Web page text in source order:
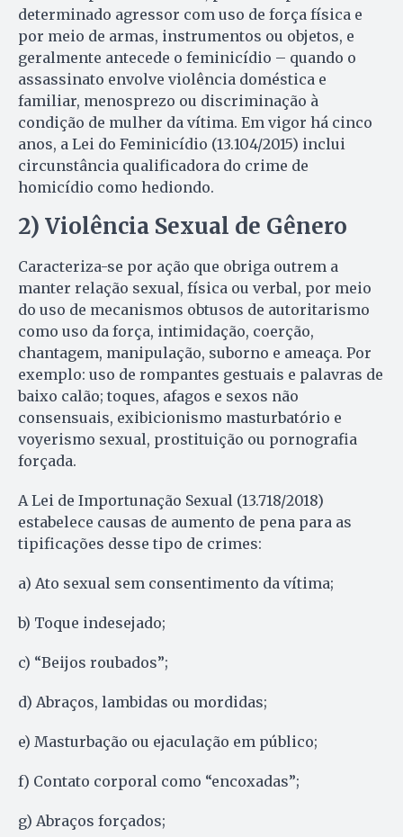
determinado agressor com uso de força física e
por meio de armas, instrumentos ou objetos, e
geralmente antecede o feminicídio – quando o
assassinato envolve violência doméstica e
familiar, menosprezo ou discriminação à
condição de mulher da vítima. Em vigor há cinco
anos, a Lei do Feminicídio (13.104/2015) inclui
circunstância qualificadora do crime de
homicídio como hediondo.
2) Violência Sexual de Gênero
Caracteriza-se por ação que obriga outrem a
manter relação sexual, física ou verbal, por meio
do uso de mecanismos obtusos de autoritarismo
como uso da força, intimidação, coerção,
chantagem, manipulação, suborno e ameaça. Por
exemplo: uso de rompantes gestuais e palavras de
baixo calão; toques, afagos e sexos não
consensuais, exibicionismo masturbatório e
voyerismo sexual, prostituição ou pornografia
forçada.
A Lei de Importunação Sexual (13.718/2018)
estabelece causas de aumento de pena para as
tipificações desse tipo de crimes:
a) Ato sexual sem consentimento da vítima;
b) Toque indesejado;
c) “Beijos roubados”;
d) Abraços, lambidas ou mordidas;
e) Masturbação ou ejaculação em público;
f) Contato corporal como “encoxadas”;
g) Abraços forçados;